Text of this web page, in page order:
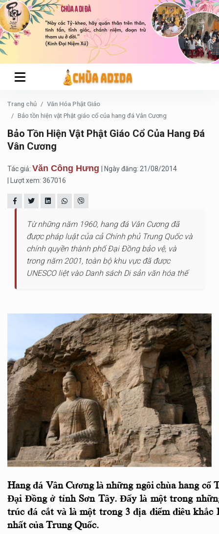
Trang chủ
Văn Hóa Phật Giáo
Bảo tồn hiện vật Phật giáo cổ của hang đá Vân Cương
Bảo Tồn Hiện Vật Phật Giáo Cổ Của Hang Đá
Vân Cương
Tác giả: Văn Công Hưng
| Ngày đăng: 21/08/2014
| Lượt xem: 367016
Từ những năm 1960, hang đá Vân Cương đã
được pháp luật của cả Chính phủ Trung Quốc và
chính quyền thành phố Đại Đồng bảo vệ, và
trong năm 2001, toàn bộ khu vực đã được
UNESCO liệt vào Danh sách Di sản văn hóa thế
Hang đá Vân Cương là những ngôi chùa hang cổ
Đại Đồng ở tỉnh Sơn Tây. Đấy là một trong
trúc đá cắt và là một trong 3 địa điểm điêu khắc
nhất của Trung Quốc.